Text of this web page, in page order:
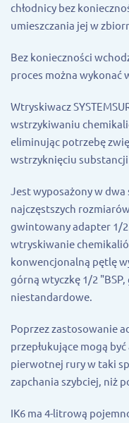
chłodnicy bez
umieszczania jej w
Bez konieczności
proces można wykonać
Wtryskiwacz
wstrzykiwaniu
eliminując potrzebę
wstrzyknięciu
Jest wyposażony w
najczęstszych
gwintowany adapter 1/2
wtryskiwanie
konwencjonalną pętlę
górną wtyczkę 1/2
niestandardowe.
Poprzez zastosowanie
przepłukujące mogą
pierwotnej rury w taki
zapchania szybciej, niż
IK6 ma 4-litrową